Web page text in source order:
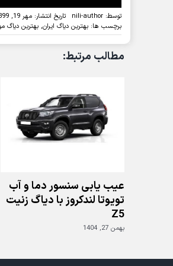
توسط: nili-author تاریخ انتشار: مهر 19, 1399
برچسب ها: بهترین دیاگ ایران, بهترین دیاگ
مطالب مرتبط:
عیب یابی سنسور دما و آب
تویوتا لندکروز با دیاگ زنیت
Z5
بهمن 27, 1404